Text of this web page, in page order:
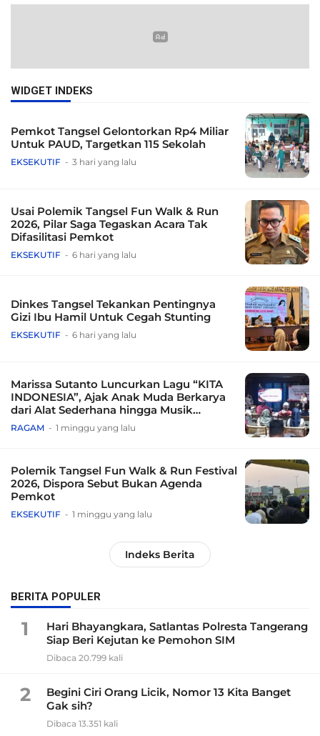
WIDGET INDEKS
Pemkot Tangsel Gelontorkan Rp4 Miliar
Untuk PAUD, Targetkan 115 Sekolah
EKSEKUTIF 3 hari yang lalu
Usai Polemik Tangsel Fun Walk & Run
2026, Pilar Saga Tegaskan Acara Tak
Difasilitasi Pemkot
EKSEKUTIF 6 hari yang lalu
Dinkes Tangsel Tekankan Pentingnya
Gizi Ibu Hamil Untuk Cegah Stunting
EKSEKUTIF 6 hari yang lalu
Marissa Sutanto Luncurkan Lagu “KITA
INDONESIA”, Ajak Anak Muda Berkarya
dari Alat Sederhana hingga Musik
Tradisional
RAGAM 1 minggu yang lalu
Polemik Tangsel Fun Walk & Run Festival
2026, Dispora Sebut Bukan Agenda
Pemkot
EKSEKUTIF 1 minggu yang lalu
Indeks Berita
BERITA POPULER
1
Hari Bhayangkara, Satlantas Polresta Tangerang
Siap Beri Kejutan ke Pemohon SIM
Dibaca 20.799 kali
2
Begini Ciri Orang Licik, Nomor 13 Kita Banget
Gak sih?
Dibaca 13.351 kali